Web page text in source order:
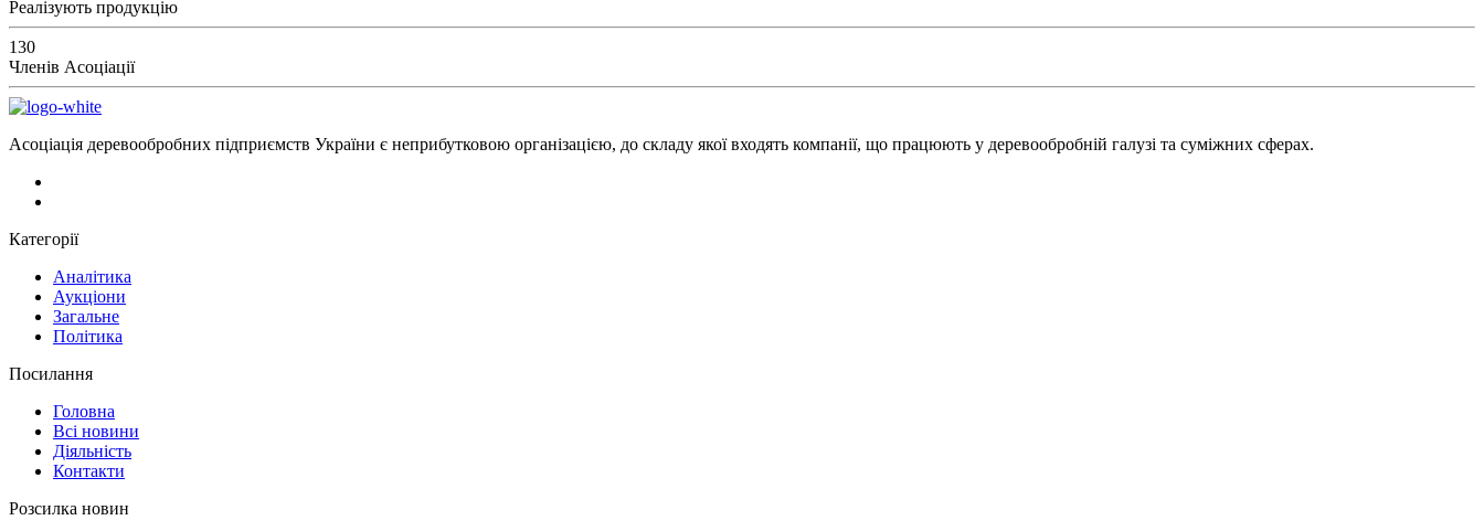
Реалізують продукцію
130
Членів Асоціації
Асоціація деревообробних підприємств України є неприбутковою організацією, до складу якої входять компанії, що працюють у деревообробній галузі та суміжних сферах.
Категорії
Аналітика
Аукціони
Загальне
Політика
Посилання
Головна
Всі новини
Діяльність
Контакти
Розсилка новин